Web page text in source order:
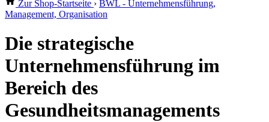
Zur Shop-Startseite › BWL - Unternehmensführung,
Management, Organisation
Die strategische
Unternehmensführung im
Bereich des
Gesundheitsmanagements